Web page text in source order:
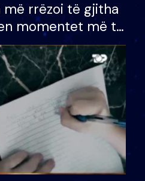
më rrëzoi të gjitha
momentet më të
e BB VIP: Do më
kur…